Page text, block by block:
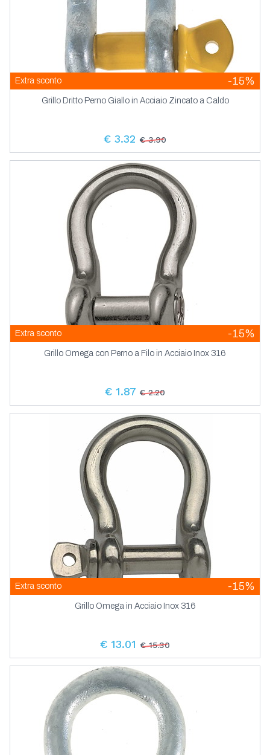
Extra sconto -15%
Grillo Dritto Perno Giallo in Acciaio Zincato a Caldo
€ 3.32 € 3.90
Extra sconto -15%
Grillo Omega con Perno a Filo in Acciaio Inox 316
€ 1.87 € 2.20
Extra sconto -15%
Grillo Omega in Acciaio Inox 316
€ 13.01 € 15.30